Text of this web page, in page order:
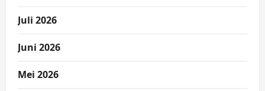
Juli 2026
Juni 2026
Mei 2026